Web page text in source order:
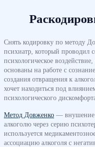
Снять кодировку по методу
психиатр, который проводил
психологическое
основаны на работе с
создания отвращения к
хочет находиться под
психологического
Метод Довженко — внушение
алкоголю через серию
используется
ассоциацию алкоголя с